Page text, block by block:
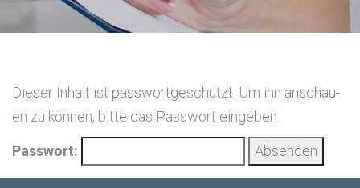
Die­ser Inhalt ist pass­wort­ge­schützt. Um ihn anschau­
en zu kön­nen, bit­te das Pass­wort eingeben:
Pass­wort: